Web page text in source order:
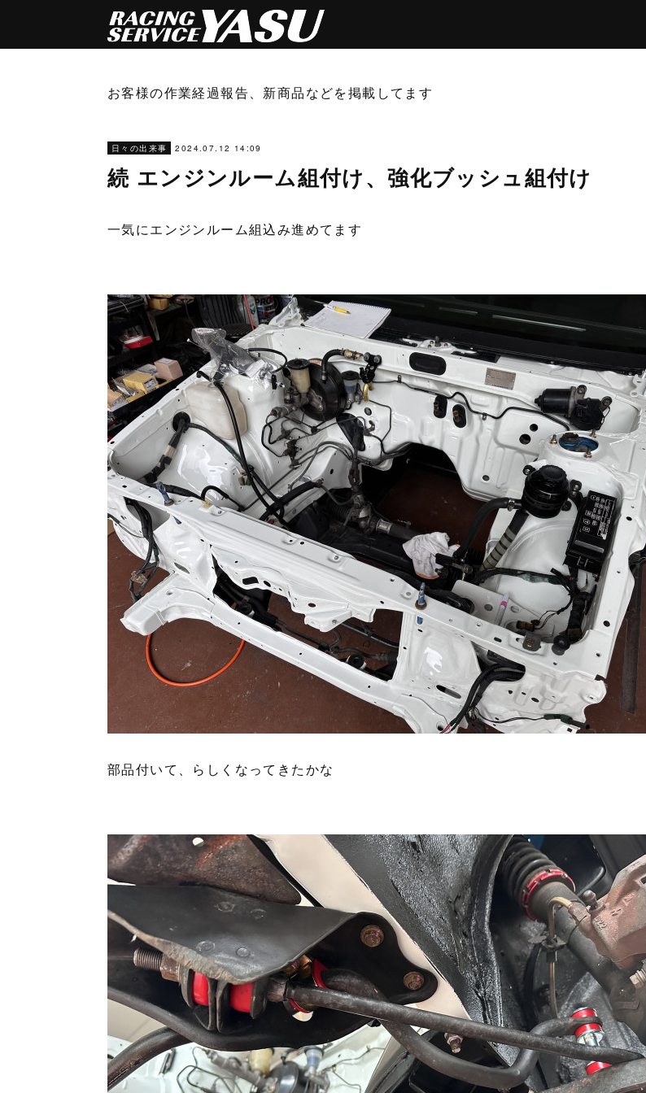
お客様の作業経過報告、新商品などを掲載してます
日々の出来事 2024.07.12 14:09
続 エンジンルーム組付け、強化ブッシュ組付け
一気にエンジンルーム組込み進めてます
部品付いて、らしくなってきたかな